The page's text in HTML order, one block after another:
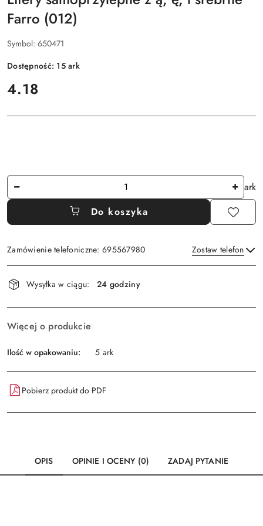
Farro (012)
Symbol: 650471
Dostępność: 15ark
cena:
4.18
Ilość
ark
Do koszyka
Zamówienie telefoniczne: 695567980 Zostaw telefon
Dostępność
i
dostawa
Wysyłka w ciągu: 24 godziny
Więcej o produkcie
Ilość w opakowaniu: 5 ark
Pobierz produkt do PDF
OPIS OPINIE I OCENY (0) ZADAJ PYTANIE